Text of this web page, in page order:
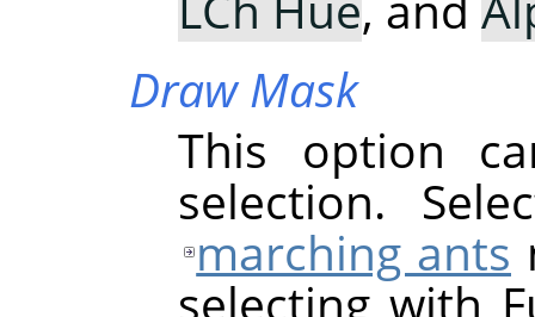
Draw Mask
This option
selection.
marching ants
selecting with